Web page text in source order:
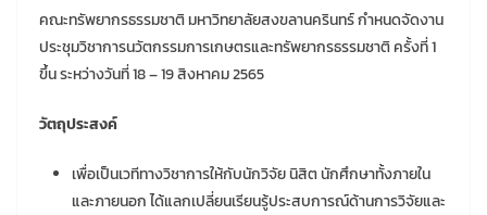
คณะทรัพยากรธรรมชาติ มหาวิทยาลัยสงขลานครินทร์ กำหนดจัดงาน
ประชุมวิชาการนวัตกรรมการเกษตรและทรัพยากรธรรมชาติ ครั้งที่ 1
ขึ้น ระหว่างวันที่ 18 – 19 สิงหาคม 2565
วัตถุประสงค์
เพื่อเป็นเวทีทางวิชาการให้กับนักวิจัย นิสิต นักศึกษาทั้งภายใน
และภายนอก ได้แลกเปลี่ยนเรียนรู้ประสบการณ์ด้านการวิจัยและ